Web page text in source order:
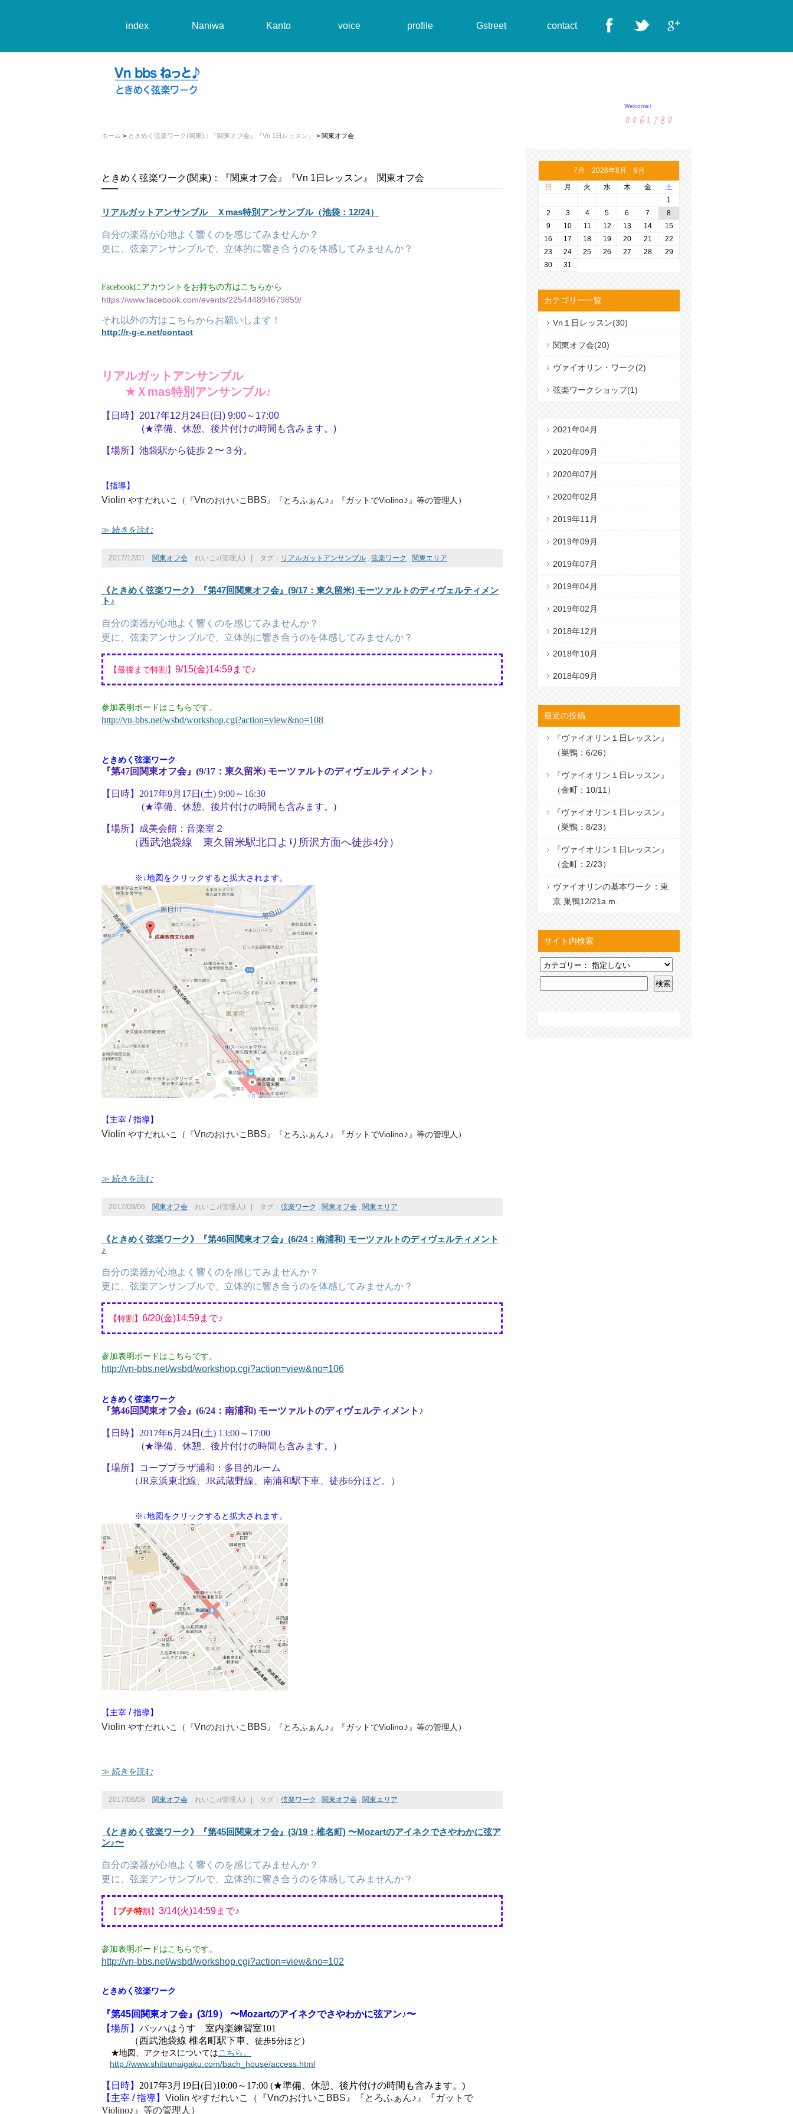
index Naniwa Kanto voice profile Gstreet contact
Welcome♪
ホーム > ときめく弦楽ワーク(関東)：『関東オフ会』『Vn 1日レッスン』 > 関東オフ会
ときめく弦楽ワーク(関東)：『関東オフ会』『Vn 1日レッスン』 関東オフ会
リアルガットアンサンブル Ｘmas特別アンサンブル（池袋：12/24）
自分の楽器が心地よく響くのを感じてみませんか？
更に、弦楽アンサンブルで、立体的に響き合うのを体感してみませんか？
Facebookにアカウントをお持ちの方はこちらから
https://www.facebook.com/events/225444894679859/
それ以外の方はこちらからお願いします！
http://r-g-e.net/contact
リアルガットアンサンブル
★Ｘmas特別アンサンブル♪
【日時】2017年12月24日(日) 9:00～17:00
(★準備、休憩、後片付けの時間も含みます。)
【場所】池袋駅から徒歩２〜３分。
【指導】
Violin やすだれいこ（『Vnのおけいこ BBS 』『とろふぁん♪ 』『ガットでViolino♪ 』等の管理人）
≫ 続きを読む
2017/12/01 関東オフ会 れいこ♪(管理人) タグ： リアルガットアンサンブル , 弦楽ワーク , 関東エリア
《ときめく弦楽ワーク》『第47回関東オフ会』(9/17：東久留米) モーツァルトのディヴェルティメン
ト♪
自分の楽器が心地よく響くのを感じてみませんか？
更に、弦楽アンサンブルで、立体的に響き合うのを体感してみませんか？
​【最後まで特割 】 9/15(金)14:59まで♪
参加表明ボードはこちらです。
http://vn-bbs.net/wsbd/workshop.cgi?action=view&no=108
ときめく弦楽ワーク
『第47回関東オフ会』(9/17：東久留米) モーツァルトのディヴェルティメント♪
【日時】2017年9月17日(土) 9:00～16:30
(★準備、休憩、後片付けの時間も含みます。)
【場所】成美会館：音楽室２
（西武池袋線 東久留米駅北口より所沢方面へ徒歩4分 ）
※↓地図をクリックすると拡大されます。
【主宰 /指導】
Violin やすだれいこ（『Vnのおけいこ BBS 』『とろふぁん♪ 』『ガットでViolino♪ 』等の管理人）
≫ 続きを読む
2017/09/06 関東オフ会 れいこ♪(管理人) タグ： 弦楽ワーク , 関東オフ会 , 関東エリア
《ときめく弦楽ワーク》『第46回関東オフ会』(6/24：南浦和) モーツァルトのディヴェルティメント
♪
自分の楽器が心地よく響くのを感じてみませんか？
更に、弦楽アンサンブルで、立体的に響き合うのを体感してみませんか？
​【特割 】 6/20(金)14:59まで♪
参加表明ボードはこちらです。
http://vn-bbs.net/wsbd/workshop.cgi?action=view&no=106
ときめく弦楽ワーク
『第46回関東オフ会』(6/24：南浦和) モーツァルトのディヴェルティメント♪
【日時】2017年6月24日(土) 13:00～17:00
(★準備、休憩、後片付けの時間も含みます。)
【場所】コーププラザ浦和：多目的ルーム
（JR京浜東北線、JR武蔵野線、南浦和駅下車、徒歩6分ほど。）
※↓地図をクリックすると拡大されます。
【主宰 /指導】
Violin やすだれいこ（『Vnのおけいこ BBS 』『とろふぁん♪ 』『ガットでViolino♪ 』等の管理人）
≫ 続きを読む
2017/06/08 関東オフ会 れいこ♪(管理人) タグ： 弦楽ワーク , 関東オフ会 , 関東エリア
《ときめく弦楽ワーク》『第45回関東オフ会』(3/19：椎名町) 〜Mozartのアイネクでさやわかに弦ア
ン♪〜
自分の楽器が心地よく響くのを感じてみませんか？
更に、弦楽アンサンブルで、立体的に響き合うのを体感してみませんか？
​【プチ特割】 3/14(火)14:59まで♪
参加表明ボードはこちらです。
http://vn-bbs.net/wsbd/workshop.cgi?action=view&no=102
ときめく弦楽ワーク
『第45回関東オフ会』(3/19） 〜Mozartのアイネクでさやわかに弦アン♪〜
【場所】 バッハはうす
室内楽練習室101
（西武池袋線 椎名町駅下車、 徒歩5分ほど）
★地図、アクセスについてはこちら。
http://www.shitsunaigaku.com/bach_house/access.html
【日時】 2017年3月19日(日)10:00～17:00 (★準備、休憩、後片付けの時間も含みます。)
【主宰 /指導】 Violin やすだれいこ（『Vnのおけいこ BBS 』『とろふぁん♪ 』『ガットで
Violino♪ 』等の管理人）
7月 2026年8月 9月
日
月 火 水 木 金
土
1
2
3 4 5 6 7
8
9
10 11 12 13 14
15
16
17 18 19 20 21
22
23
24 25 26 27 28
29
30
31
カテゴリー一覧
Vn１日レッスン(30)
関東オフ会(20)
ヴァイオリン・ワーク(2)
弦楽ワークショップ(1)
2021年04月
2020年09月
2020年07月
2020年02月
2019年11月
2019年09月
2019年07月
2019年04月
2019年02月
2018年12月
2018年10月
2018年09月
最近の投稿
『ヴァイオリン１日レッスン』
（巣鴨：6/26）
『ヴァイオリン１日レッスン』
（金町：10/11）
『ヴァイオリン１日レッスン』
（巣鴨：8/23）
『ヴァイオリン１日レッスン』
（金町：2/23）
ヴァイオリンの基本ワーク：東
京 巣鴨12/21a.m.
サイト内検索